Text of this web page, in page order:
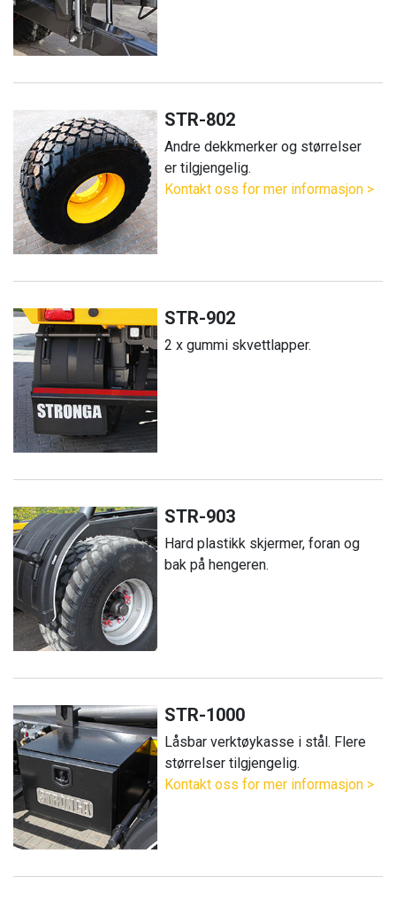
STR-802
Andre dekkmerker og størrelser
er tilgjengelig.
Kontakt oss for mer informasjon >
STR-902
2 x gummi skvettlapper.
STR-903
Hard plastikk skjermer, foran og
bak på hengeren.
STR-1000
Låsbar verktøykasse i stål. Flere
størrelser tilgjengelig.
Kontakt oss for mer informasjon >